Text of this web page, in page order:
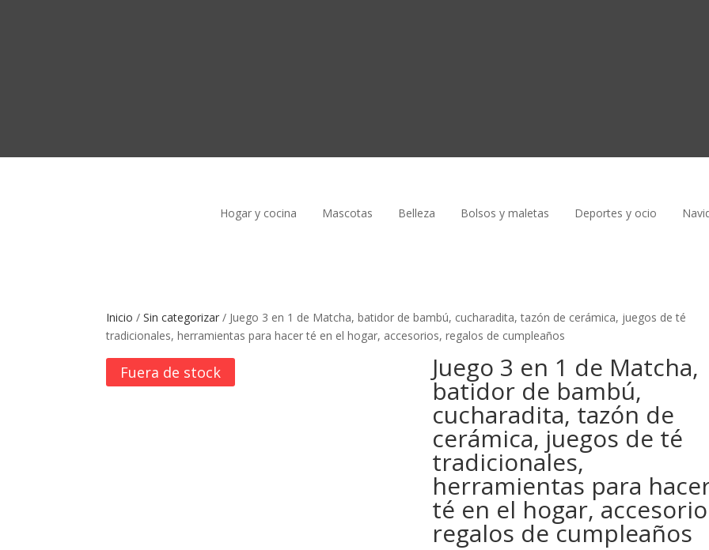
Hogar y cocina Mascotas Belleza Bolsos y maletas Deportes y ocio
Inicio /Sin categorizar / Juego 3 en 1 de Matcha, batidor de bambú, cucharadita, tazón de cerámica, juegos de té
tradicionales, herramientas para hacer té en el hogar, accesorios, regalos de cumpleaños
Fuera de stock Juego 3 en 1 de Matcha,
batidor de bambú,
cucharadita, tazón de
cerámica, juegos de té
tradicionales,
herramientas para
té en el hogar,
regalos de cumpleaños